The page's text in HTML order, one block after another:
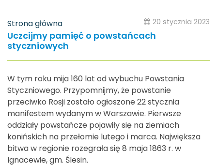
Strona główna 20 stycznia 2023
Uczcijmy pamięć o powstańcach
styczniowych
W tym roku mija 160 lat od wybuchu Powstania
Styczniowego. Przypomnijmy, że powstanie
przeciwko Rosji zostało ogłoszone 22 stycznia
manifestem wydanym w Warszawie. Pierwsze
oddziały powstańcze pojawiły się na ziemiach
konińskich na przełomie lutego i marca. Największa
bitwa w regionie rozegrała się 8 maja 1863 r. w
Ignacewie, gm. Ślesin.